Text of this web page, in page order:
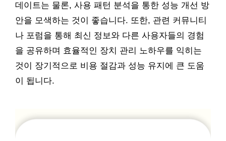
데이트는 물론, 사용 패턴 분석을 통한 성능 개선 방
안을 모색하는 것이 좋습니다. 또한, 관련 커뮤니티
나 포럼을 통해 최신 정보와 다른 사용자들의 경험
을 공유하며 효율적인 장치 관리 노하우를 익히는
것이 장기적으로 비용 절감과 성능 유지에 큰 도움
이 됩니다.